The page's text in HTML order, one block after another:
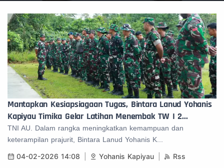
Mantapkan Kesiapsiagaan Tugas, Bintara Lanud Yohanis
Kapiyau Timika Gelar Latihan Menembak TW I 2...
TNI AU. Dalam rangka meningkatkan kemampuan dan
keterampilan prajurit, Bintara Lanud Yohanis K...
04-02-2026 14:08 Yohanis Kapiyau Rss